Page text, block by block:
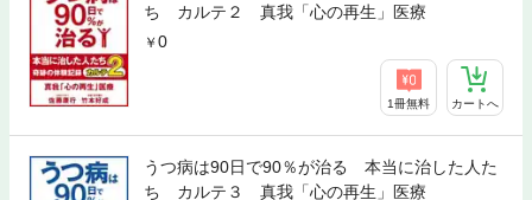
ち カルテ２ 真我「心の再生」医療
0
1冊無料 カートへ
うつ病は90日で90％が治る 本当に治した人た
ち カルテ３ 真我「心の再生」医療